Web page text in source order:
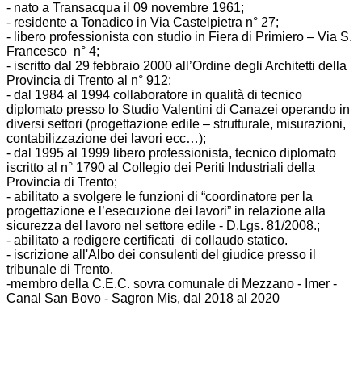
- nato a Transacqua il 09 novembre 1961;
- residente a Tonadico in Via Castelpietra n° 27;
- libero professionista con studio in Fiera di Primiero – Via S.
Francesco n° 4;
- iscritto dal 29 febbraio 2000 all’Ordine degli Architetti della
Provincia di Trento al n° 912;
- dal 1984 al 1994 collaboratore in qualità di tecnico
diplomato presso lo Studio Valentini di Canazei operando in
diversi settori (progettazione edile – strutturale, misurazioni,
contabilizzazione dei lavori ecc…);
- dal 1995 al 1999 libero professionista, tecnico diplomato
iscritto al n° 1790 al Collegio dei Periti Industriali della
Provincia di Trento;
- abilitato a svolgere le funzioni di “coordinatore per la
progettazione e l’esecuzione dei lavori” in relazione alla
sicurezza del lavoro nel settore edile - D.Lgs. 81/2008.;
- abilitato a redigere certificati di collaudo statico.
- iscrizione all'Albo dei consulenti del giudice presso il
tribunale di Trento.
-membro della C.E.C. sovra comunale di Mezzano - Imer -
Canal San Bovo - Sagron Mis, dal 2018 al 2020